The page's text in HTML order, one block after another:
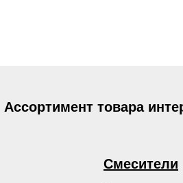
Смесители
Ассортимент товара